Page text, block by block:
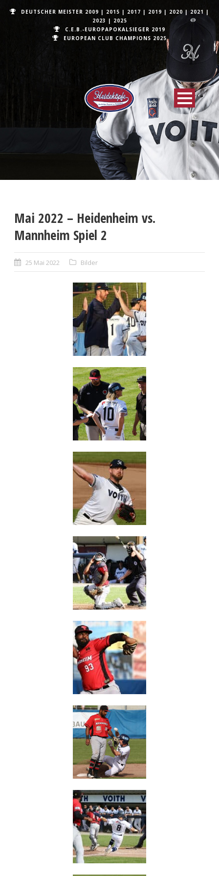
DEUTSCHER MEISTER 2009 | 2015 | 2017 | 2019 | 2020 | 2021 |
2023 | 2025
C.E.B.-EUROPAPOKALSIEGER 2019
EUROPEAN CLUB CHAMPIONS 2025
Mai 2022 – Heidenheim vs.
Mannheim Spiel 2
25 Mai 2022 Bilder